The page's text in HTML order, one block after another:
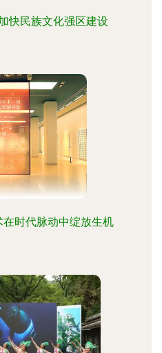
快民族文化强区建设
时代脉动中绽放生机